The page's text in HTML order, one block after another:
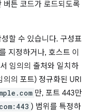
버튼 코드가 로드되도록
할 수 있습니다. 구성표
지정하거나, 호스트 이
임의의 출처와 일치하
의의 포트) 정규화된 URI
만, 포트 443만
) 범위를 특정하